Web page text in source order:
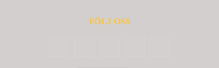
FÖLJ OSS